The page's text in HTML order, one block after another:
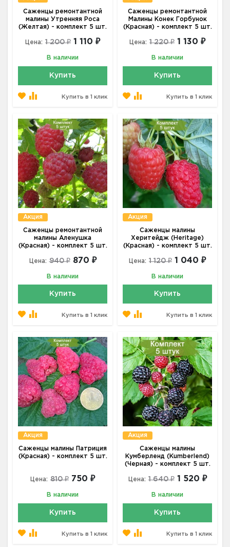
Саженцы ремонтантной
малины Утренняя Роса
(Желтая) - комплект 5 шт.
Цена: 1 200 ₽ 1 110 ₽
В наличии
Купить
Купить в 1 клик
Саженцы ремонтантной
Малины Конек Горбунок
(Красная) - комплект 5 шт.
Цена: 1 220 ₽ 1 130 ₽
В наличии
Купить
Купить в 1 клик
Акция
Саженцы ремонтантной
малины Аленушка
(Красная) - комплект 5 шт.
Цена: 940 ₽ 870 ₽
В наличии
Купить
Купить в 1 клик
Акция
Саженцы малины
Херитейдж (Heritage)
(Красная) - комплект 5 шт.
Цена: 1 120 ₽ 1 040 ₽
В наличии
Купить
Купить в 1 клик
Акция
Саженцы малины Патриция
(Красная) - комплект 5 шт.
Цена: 810 ₽ 750 ₽
В наличии
Купить
Купить в 1 клик
Акция
Саженцы малины
Кумберленд (Kumberlend)
(Черная) - комплект 5 шт.
Цена: 1 640 ₽ 1 520 ₽
В наличии
Купить
Купить в 1 клик